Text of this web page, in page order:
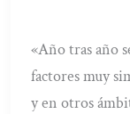
«Año tras año
factores muy
y en otros